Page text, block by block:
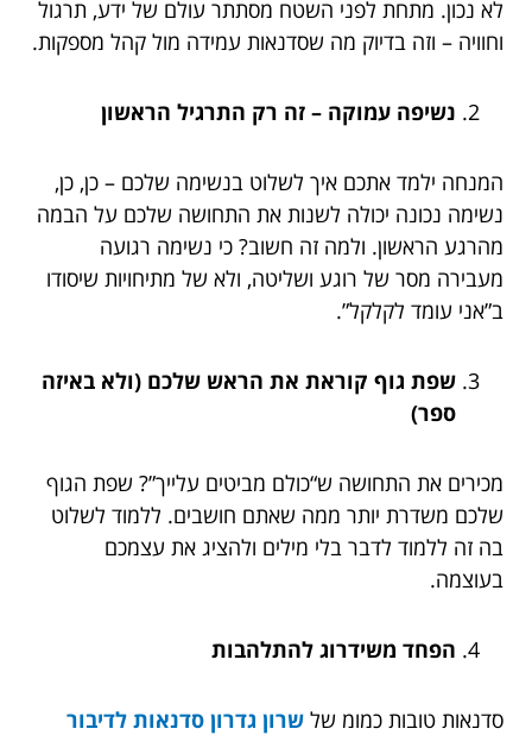
לא נכון. מתחת לפני השטח מסתתר עולם של ידע, תרגול
וחוויה – וזה בדיוק מה שסדנאות עמידה מול קהל מספקות.
נשיפה עמוקה – זה רק התרגיל הראשון
המנחה ילמד אתכם איך לשלוט בנשימה שלכם – כן, כן,
נשימה נכונה יכולה לשנות את התחושה שלכם על הבמה
מהרגע הראשון. ולמה זה חשוב? כי נשימה רגועה
מעבירה מסר של רוגע ושליטה, ולא של מתיחויות שיסודו
ב”אני עומד לקלקל”.
שפת גוף קוראת את הראש שלכם (ולא באיזה
ספר)
מכירים את התחושה ש“כולם מביטים עלייך”? שפת הגוף
שלכם משדרת יותר ממה שאתם חושבים. ללמוד לשלוט
בה זה ללמוד לדבר בלי מילים ולהציג את עצמכם
בעוצמה.
הפחד משידרוג להתלהבות
סדנאות טובות כמומ של שרון גדרון סדנאות לדיבור